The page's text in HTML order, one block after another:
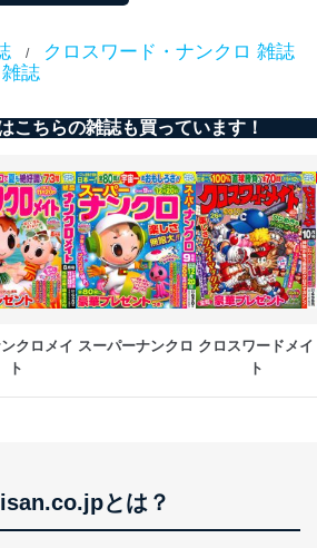
ス、キャンペーン等の広告の案内
個人が特定できない形で取得した
閲覧履歴や購買履歴等の情報を分
応じた新商品・サービスに関する
広告のため
処、オペレーター教育など応対品
質向上のため
＆
カスタマーQ＆Aサイトの投稿内容
の確認のため
ｅメール等によるカスタマーQ＆A
サイトのサービス内容のご案内の
ため
ス、キャンペーン等の広告に関す
託
提携企業及びお客様がご購入され
/ クロスワード・ナンクロ 雑誌
誌
こちらの雑誌も買っています！
クロメイ
ト
スーパーナンクロ クロスワードメイ
ト
とは？